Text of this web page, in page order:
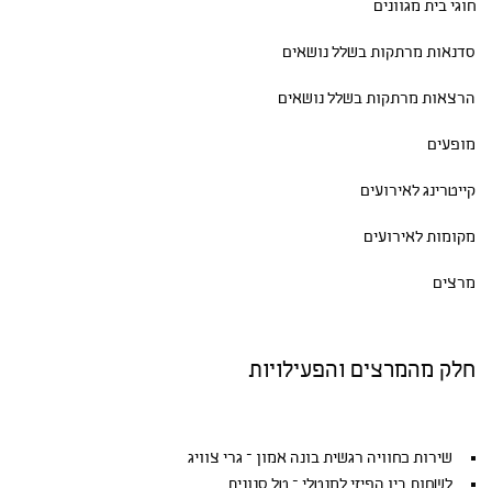
חוגי בית מגוונים
סדנאות מרתקות בשלל נושאים
הרצאות מרתקות בשלל נושאים
מופעים
קייטרינג לאירועים
מקומות לאירועים
מרצים
חלק מהמרצים והפעילויות
שירות כחוויה רגשית בונה אמון – גרי צוויג